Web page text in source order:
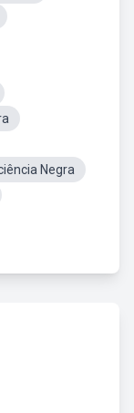
Negra